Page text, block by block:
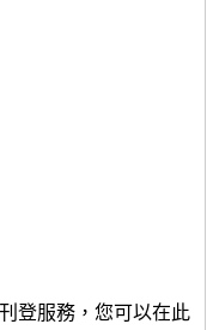
登服務，您可以在此